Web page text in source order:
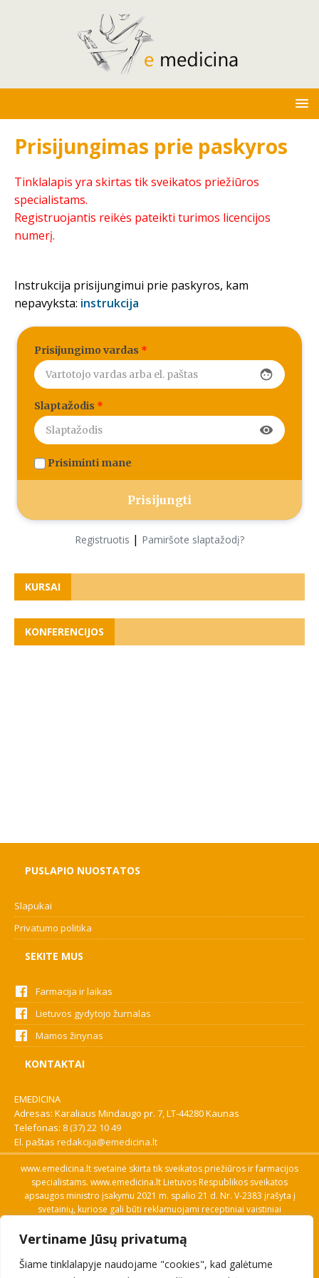
Vertiname Jūsų privatumą
Šiame tinklalapyje naudojame "cookies", kad galėtume
Prisijungimas prie paskyros
Tinklalapis yra skirtas tik sveikatos priežiūros
specialistams.
Registruojantis reikės pateikti turimos licencijos
numerį.
Instrukcija prisijungimui prie paskyros, kam
nepavyksta: instrukcija
Prisijungimo vardas *
face
Slaptažodis *
visibility
Prisiminti mane
Registruotis | Pamiršote slaptažodį?
KURSAI
KONFERENCIJOS
PUSLAPIO NUOSTATOS
Slapukai
Privatumo politika
SEKITE MUS
Farmacija ir laikas
Lietuvos gydytojo žurnalas
Mamos žinynas
KONTAKTAI
EMEDICINA
Adresas: Karaliaus Mindaugo pr. 7, LT-44280 Kaunas
Telefonas: 8 (37) 22 10 49
El. paštas redakcija@emedicina.lt
www.emedicina.lt svetainė skirta tik sveikatos priežiūros ir farmacijos
specialistams. www.emedicina.lt Lietuvos Respublikos sveikatos
apsaugos ministro įsakymu 2021 m. spalio 21 d. Nr. V-2383 įrašyta į
svetainių, kuriose gali būti reklamuojami receptiniai vaistiniai
savo profesinę kvalifikaciją. Naudingos nuorodos: Vaistų ir medicinos
pagalbos priemonių kainų paieška, VVKT tinklalapis, Sveikatos
priežiūros ar farmacijos specialisto pranešimo apie įtariamą